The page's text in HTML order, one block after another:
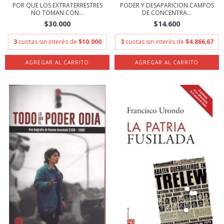
POR QUE LOS EXTRATERRESTRES
NO TOMAN CON...
$30.000
3 cuotas sin interés de $10.000
PODER Y DESAPARICION CAMPOS
DE CONCENTRA...
$14.600
3 cuotas sin interés de $4.866,67